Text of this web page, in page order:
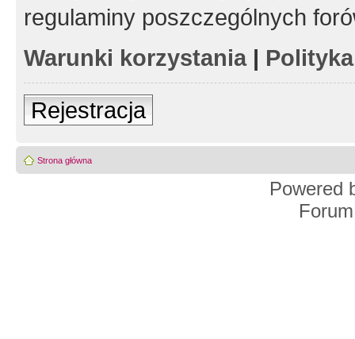
regulaminy poszczególnych
Warunki korzystania|
Rejestracja
Strona główna
Powered